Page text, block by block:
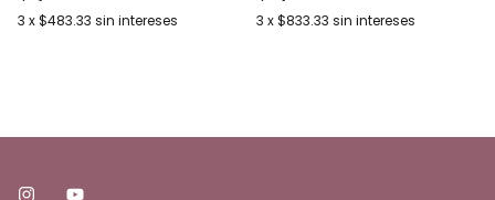
3 x$483.33 sin intereses 3 x$833.33 sin intereses